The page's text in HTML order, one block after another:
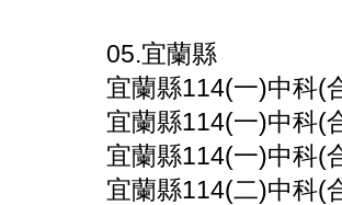
05.宜蘭縣
宜蘭縣114(一)中科(
宜蘭縣114(一)中科(
宜蘭縣114(一)中科(
宜蘭縣114(二)中科(